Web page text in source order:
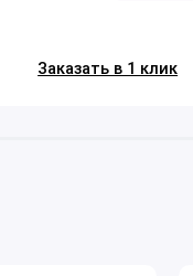
Заказать в 1 клик